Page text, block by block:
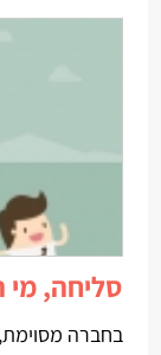
סליחה, מי
בחברה